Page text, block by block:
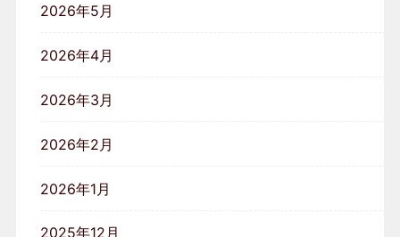
2026年5月
2026年4月
2026年3月
2026年2月
2026年1月
2025年12月